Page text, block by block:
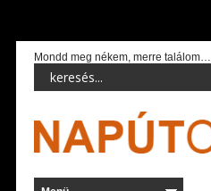
Mondd meg nékem, merre találom…